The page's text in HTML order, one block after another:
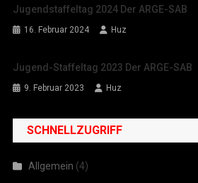
Jugendstaffeltag 2024 Der ARGE-SAB
16. Februar 2024 Huz
Jugend-Staffeltag 2023 Der ARGE-SAB
9. Februar 2023 Huz
SCHNELLZUGRIFF
Allgemein (4)